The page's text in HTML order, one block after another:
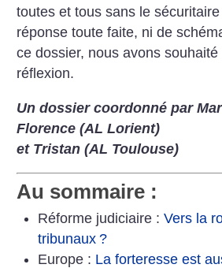
toutes et tous sans le sécuritaire
réponse toute faite, ni de
ce dossier, nous avons
réflexion.
Un dossier coordonné par
Florence (AL Lorient)
et Tristan (AL Toulouse)
Au sommaire :
Réforme judiciaire : Vers la
tribunaux ?
Europe : La forteresse est